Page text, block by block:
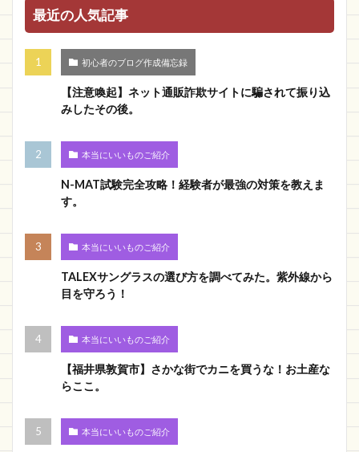
最近の人気記事
初心者のブログ作成備忘録
【注意喚起】ネット通販詐欺サイトに騙されて振り込
みしたその後。
本当にいいものご紹介
N-MAT試験完全攻略！経験者が最強の対策を教えま
す。
本当にいいものご紹介
TALEXサングラスの選び方を調べてみた。紫外線から
目を守ろう！
本当にいいものご紹介
【福井県敦賀市】さかな街でカニを買うな！お土産な
らここ。
本当にいいものご紹介